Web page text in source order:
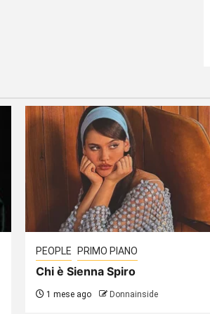
PEOPLE PRIMO PIANO
Chi è Sienna Spiro
1 mese ago Donnainside